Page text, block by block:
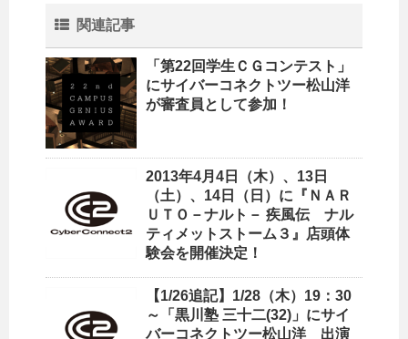
関連記事
「第22回学生ＣＧコンテスト」
にサイバーコネクトツー松山洋
が審査員として参加！
2013年4月4日（木）、13日
（土）、14日（日）に『ＮＡＲ
ＵＴＯ－ナルト－ 疾風伝 ナル
ティメットストーム３』店頭体
験会を開催決定！
【1/26追記】1/28（木）19：30
～「黒川塾 三十二(32)」にサイ
バーコネクトツー松山洋 出演